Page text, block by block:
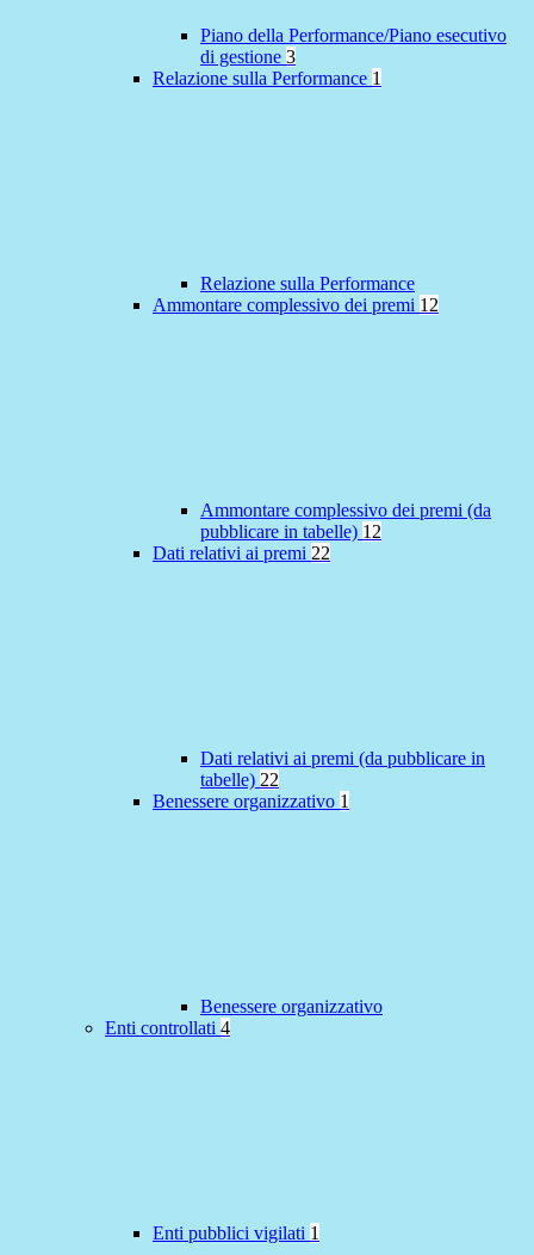
Piano della Performance/Piano esecutivo
di gestione 3
Relazione sulla Performance 1
Relazione sulla Performance
Ammontare complessivo dei premi 12
Ammontare complessivo dei premi (da
pubblicare in tabelle) 12
Dati relativi ai premi 22
Dati relativi ai premi (da pubblicare in
tabelle) 22
Benessere organizzativo 1
Benessere organizzativo
Enti controllati 4
Enti pubblici vigilati 1